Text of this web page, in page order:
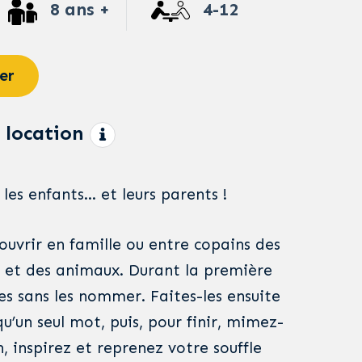
8 ans + 4-12
location
enfants… et leurs parents !
en famille ou entre copains des
des animaux. Durant la première
sans les nommer. Faites-les ensuite
seul mot, puis, pour finir, mimez-
inspirez et reprenez votre souffle